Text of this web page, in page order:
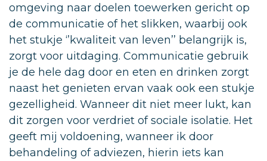
omgeving naar doelen toewerken gericht op
de communicatie of het slikken, waarbij ook
het stukje ‘’kwaliteit van leven’’ belangrijk is,
zorgt voor uitdaging. Communicatie gebruik
je de hele dag door en eten en drinken zorgt
naast het genieten ervan vaak ook een stukje
gezelligheid. Wanneer dit niet meer lukt, kan
dit zorgen voor verdriet of sociale isolatie. Het
geeft mij voldoening, wanneer ik door
behandeling of adviezen, hierin iets kan